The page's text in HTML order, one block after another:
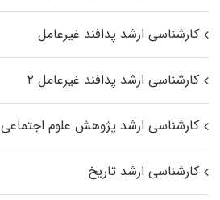
کارشناسی ارشد پدافند غیرعامل
کارشناسی ارشد پدافند غیرعامل ۲
کارشناسی ارشد پژوهش علوم اجتماعی
کارشناسی ارشد تاریخ